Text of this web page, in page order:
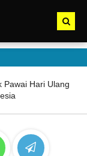
Pawai Hari Ulang